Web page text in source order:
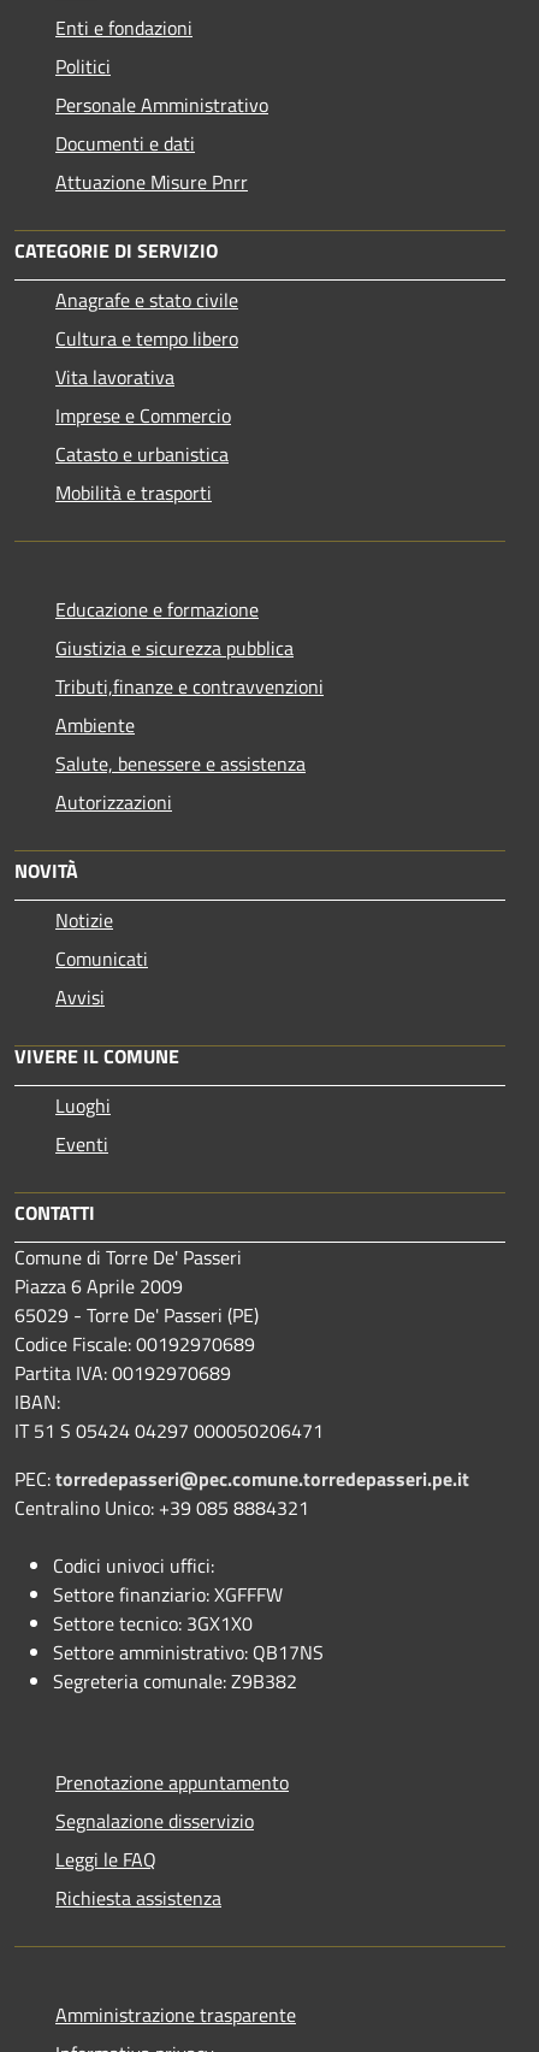
Enti e fondazioni
Politici
Personale Amministrativo
Documenti e dati
Attuazione Misure Pnrr
CATEGORIE DI SERVIZIO
Anagrafe e stato civile
Cultura e tempo libero
Vita lavorativa
Imprese e Commercio
Catasto e urbanistica
Mobilità e trasporti
Educazione e formazione
Giustizia e sicurezza pubblica
Tributi,finanze e contravvenzioni
Ambiente
Salute, benessere e assistenza
Autorizzazioni
NOVITÀ
Notizie
Comunicati
Avvisi
VIVERE IL COMUNE
Luoghi
Eventi
CONTATTI
Comune di Torre De' Passeri
Piazza 6 Aprile 2009
65029 - Torre De' Passeri (PE)
Codice Fiscale: 00192970689
Partita IVA: 00192970689
IBAN:
IT 51 S 05424 04297 000050206471
PEC:torredepasseri@pec.comune.torredepasseri.pe.it
Centralino Unico: +39 085 8884321
Codici univoci uffici:
Settore finanziario: XGFFFW
Settore tecnico: 3GX1X0
Settore amministrativo: QB17NS
Segreteria comunale: Z9B382
Prenotazione appuntamento
Segnalazione disservizio
Leggi le FAQ
Richiesta assistenza
Amministrazione trasparente